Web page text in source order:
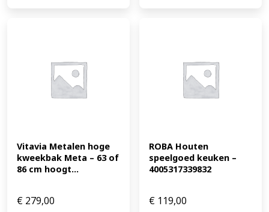
Vitavia Metalen hoge
kweekbak Meta – 63 of
86 cm hoogt...
€ 279,00
ROBA Houten
speelgoed keuken –
4005317339832
€ 119,00